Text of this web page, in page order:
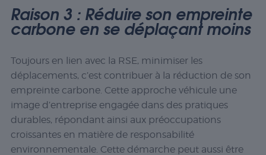
Raison 3 : Réduire son empreinte
carbone en se déplaçant moins
Toujours en lien avec la RSE, minimiser les
déplacements, c’est contribuer à la réduction de son
empreinte carbone. Cette approche véhicule une
image d’entreprise engagée dans des pratiques
durables, répondant ainsi aux préoccupations
croissantes en matière de responsabilité
environnementale. Cette démarche peut aussi être